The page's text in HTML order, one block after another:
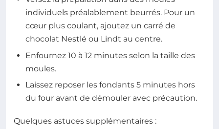
individuels préalablement beurrés. Pour un
cœur plus coulant, ajoutez un carré de
chocolat Nestlé ou Lindt au centre.
Enfournez 10 à 12 minutes selon la taille des
moules.
Laissez reposer les fondants 5 minutes hors
du four avant de démouler avec précaution.
Quelques astuces supplémentaires :